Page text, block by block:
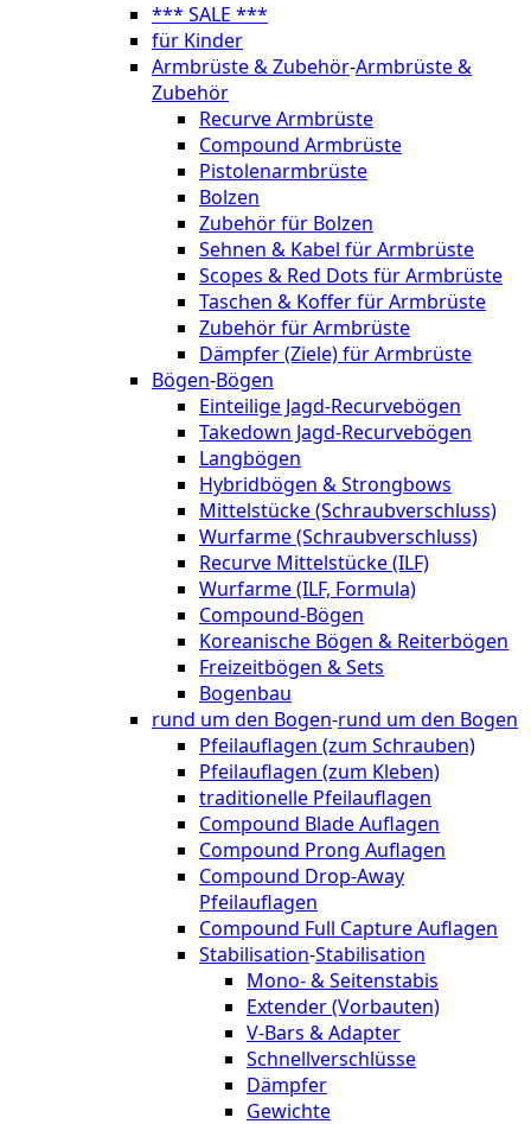
*** SALE ***
für Kinder
Armbrüste & Zubehör-Armbrüste &
Zubehör
Recurve Armbrüste
Compound Armbrüste
Pistolenarmbrüste
Bolzen
Zubehör für Bolzen
Sehnen & Kabel für Armbrüste
Scopes & Red Dots für Armbrüste
Taschen & Koffer für Armbrüste
Zubehör für Armbrüste
Dämpfer (Ziele) für Armbrüste
Bögen-Bögen
Einteilige Jagd-Recurvebögen
Takedown Jagd-Recurvebögen
Langbögen
Hybridbögen & Strongbows
Mittelstücke (Schraubverschluss)
Wurfarme (Schraubverschluss)
Recurve Mittelstücke (ILF)
Wurfarme (ILF, Formula)
Compound-Bögen
Koreanische Bögen & Reiterbögen
Freizeitbögen & Sets
Bogenbau
rund um den Bogen-rund um den Bogen
Pfeilauflagen (zum Schrauben)
Pfeilauflagen (zum Kleben)
traditionelle Pfeilauflagen
Compound Blade Auflagen
Compound Prong Auflagen
Compound Drop-Away
Pfeilauflagen
Compound Full Capture Auflagen
Stabilisation-Stabilisation
Mono- & Seitenstabis
Extender (Vorbauten)
V-Bars & Adapter
Schnellverschlüsse
Dämpfer
Gewichte